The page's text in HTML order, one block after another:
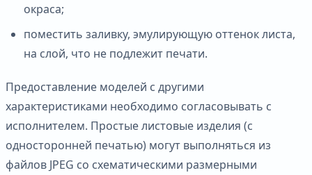
окраса;
поместить заливку, эмулирующую оттенок листа,
на слой, что не подлежит печати.
Предоставление моделей с другими
характеристиками необходимо согласовывать с
исполнителем. Простые листовые изделия (с
односторонней печатью) могут выполняться из
файлов JPEG со схематическими размерными